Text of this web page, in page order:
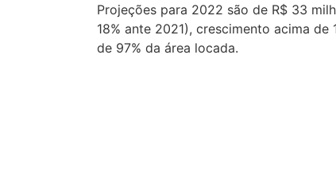
Projeções para 2022 são de R$ 33
18% ante 2021), crescimento acima
de 97% da área locada.